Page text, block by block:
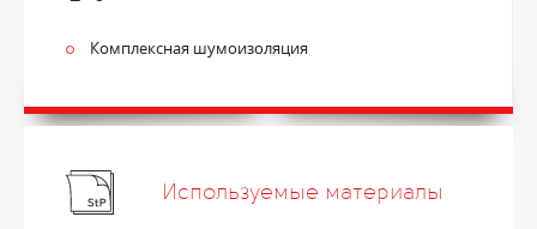
Комплексная шумоизоляция
Используемые материалы